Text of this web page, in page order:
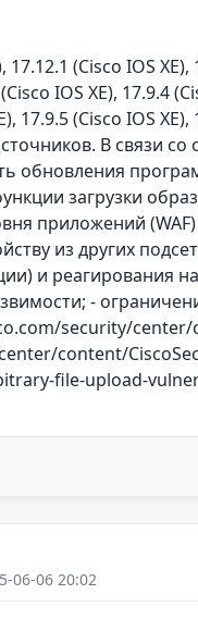
(Cisco IOS
IOS XE), 17.9.4
17.9.5 (Cisco IOS XE),
В связи
обновления
загрузки
приложений
из других
и реагирования
-
security/
content/
file-upload-
06-06 20:02